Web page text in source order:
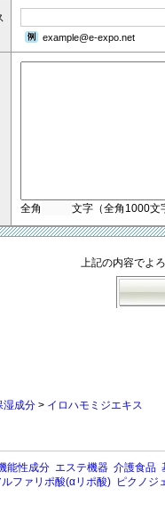
example@e-expo.net
全角 文字（全角1000文
上記の内容でよ
湿成分 > イロハモミジエキス
能性成分 エステ機器 介護食品
ルファリポ酸(αリポ酸) ピクノジ